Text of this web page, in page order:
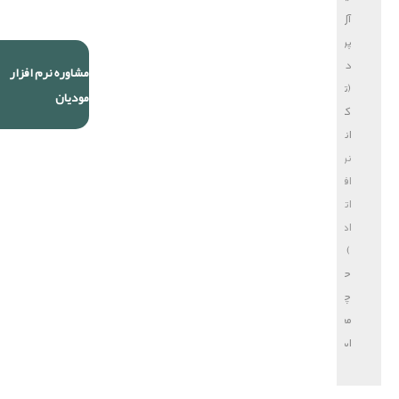
مشاوره نرم افزار
مودیان
آل
پردازش
دایا
(تولید
کننده
انواع
نرم
افزار
اتوماسیون
اداری
)
حق
چاپ
محفوظ
است